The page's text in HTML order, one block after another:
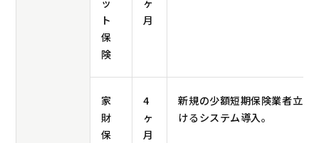
ト
保
険
月
家
財
保
4
ヶ
月
新規の少額短期保険業者立ち
けるシステム導入。